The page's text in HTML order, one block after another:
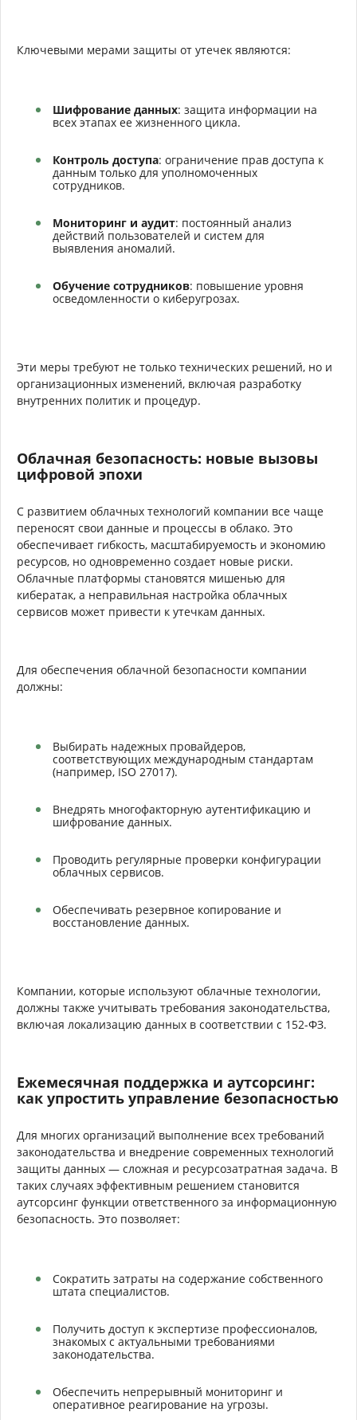
Ключевыми мерами защиты от утечек являются:
Шифрование данных: защита информации на
всех этапах ее жизненного цикла.
Контроль доступа: ограничение прав доступа к
данным только для уполномоченных
сотрудников.
Мониторинг и аудит: постоянный анализ
действий пользователей и систем для
выявления аномалий.
Обучение сотрудников: повышение уровня
осведомленности о киберугрозах.
Эти меры требуют не только технических решений, но и
организационных изменений, включая разработку
внутренних политик и процедур.
Облачная безопасность: новые вызовы
цифровой эпохи
С развитием облачных технологий компании все чаще
переносят свои данные и процессы в облако. Это
обеспечивает гибкость, масштабируемость и экономию
ресурсов, но одновременно создает новые риски.
Облачные платформы становятся мишенью для
кибератак, а неправильная настройка облачных
сервисов может привести к утечкам данных.
Для обеспечения облачной безопасности компании
должны:
Выбирать надежных провайдеров,
соответствующих международным стандартам
(например, ISO 27017).
Внедрять многофакторную аутентификацию и
шифрование данных.
Проводить регулярные проверки конфигурации
облачных сервисов.
Обеспечивать резервное копирование и
восстановление данных.
Компании, которые используют облачные технологии,
должны также учитывать требования законодательства,
включая локализацию данных в соответствии с 152-ФЗ.
Ежемесячная поддержка и аутсорсинг:
как упростить управление безопасностью
Для многих организаций выполнение всех требований
законодательства и внедрение современных технологий
защиты данных — сложная и ресурсозатратная задача. В
таких случаях эффективным решением становится
аутсорсинг функции ответственного за информационную
безопасность. Это позволяет:
Сократить затраты на содержание собственного
штата специалистов.
Получить доступ к экспертизе профессионалов,
знакомых с актуальными требованиями
законодательства.
Обеспечить непрерывный мониторинг и
оперативное реагирование на угрозы.